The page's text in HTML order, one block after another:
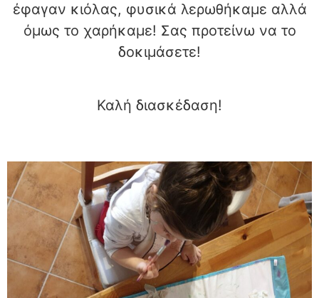
έφαγαν κιόλας, φυσικά λερωθήκαμε αλλά
όμως το χαρήκαμε! Σας προτείνω να το
δοκιμάσετε!
Καλή διασκέδαση!